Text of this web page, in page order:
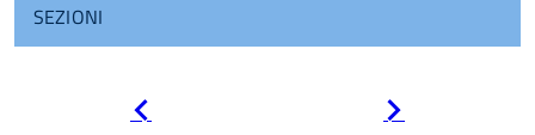
SEZIONI